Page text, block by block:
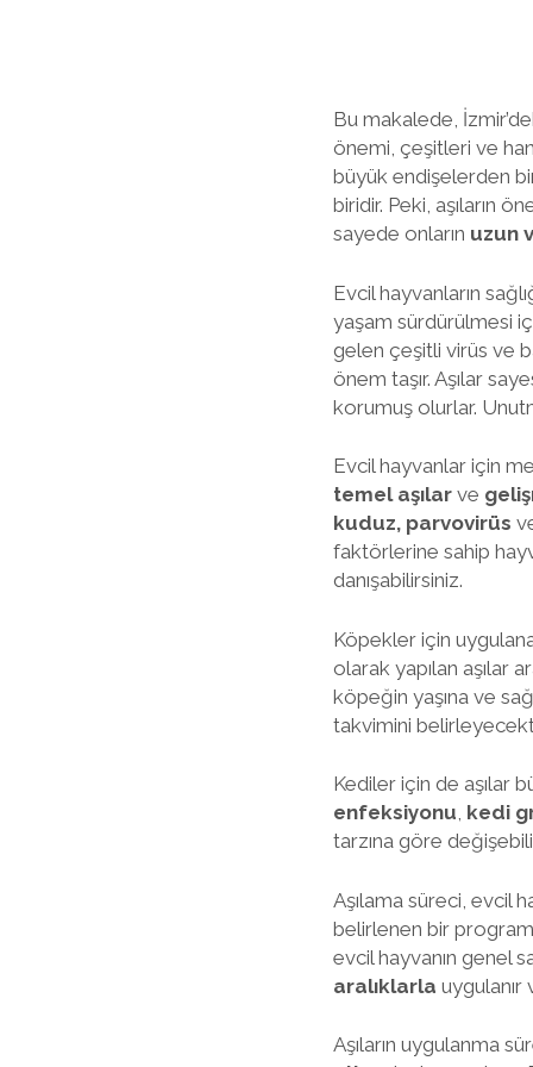
Bu makalede,
önemi, çeşitleri ve
büyük endişelerden
biridir. Peki, aşıların
sayede onların uzun
Evcil hayvanların
yaşam sürdürülmesi
gelen çeşitli virüs ve
önem taşır. Aşılar
korumuş olurlar.
Evcil hayvanlar için
temel aşılarve
kuduz, parvovirüs
faktörlerine sahip
danışabilirsiniz.
Köpekler için
olarak yapılan aşılar
köpeğin yaşına ve
takvimini
Kediler için de aşılar
enfeksiyonu, kedi
tarzına göre
Aşılama süreci, evcil
belirlenen bir
evcil hayvanın genel
aralıklarla uygulanır
Aşıların uygulanma